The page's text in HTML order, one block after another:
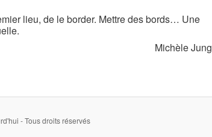
lieu, de le border. Mettre des bords… Une
Michèle Jung
- Tous droits réservés